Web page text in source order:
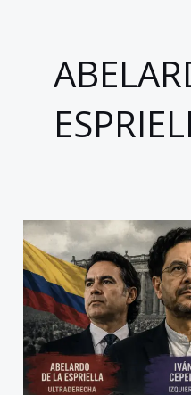
Colombia
ante
un
déjà
vu
electoral:
la